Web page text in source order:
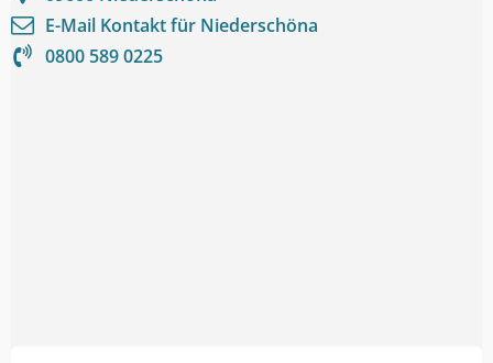
E-Mail Kontakt für Niederschöna
0800 589 0225